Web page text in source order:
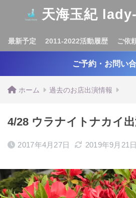
天海玉紀
最新予定 2011-2022活動履歴 ご依
ご予約・お問い
ホーム 過去のお店出演情報
4/28 ウラナイトナカイ
2017年4月27日 2019年9月21日